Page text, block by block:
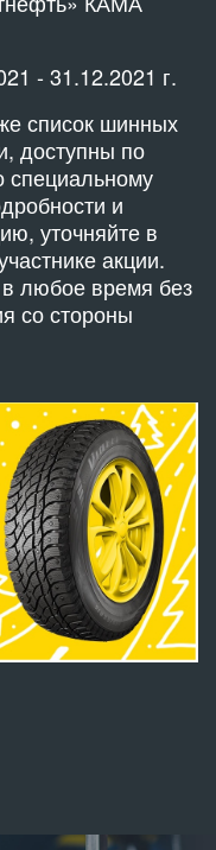
- 31.12.2021 г.
список шинных
доступны по
специальному
и
уточняйте в
акции.
любое время без
со стороны